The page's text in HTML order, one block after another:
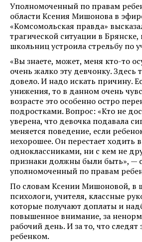
Уполномоченный по правам
области Ксения Мишонова в
«Комсомольская правда»
трагической ситуации в Брянске,
школьниц устроила стрельбу по
«Вы знаете, может, меня кто-то
очень жалко эту девчонку. Здесь
довело. И надо искать причину.
унижения, то в данном очень
возрасте это особенно остро
подростками. Вопрос: «Кто не
уверена, что девочка подавала
меняется поведение, если
нехорошее. Он перестает ходить
одноклассниками, ни с кем не
признаки должны были быть», —
уполномоченный по правам
По словам Ксении Мишоновой, в
психологи, учителя, классные
которые получают доплаты и
повышенное внимание, за
рабочий день. И за то, что
ребенком.